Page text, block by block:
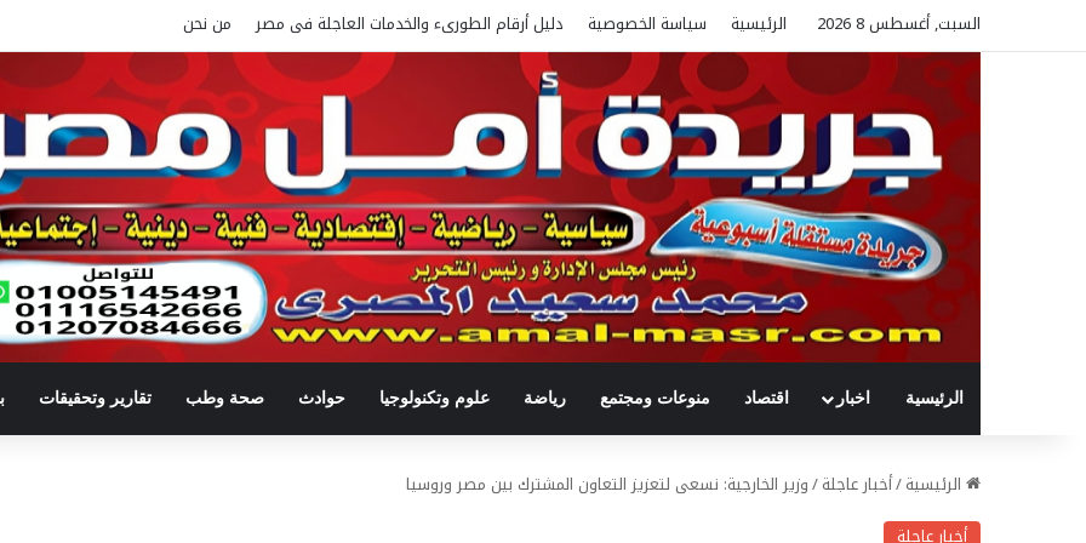
السبت, أغسطس 8 2026 الرئيسية سياسة الخصوصية دليل أرقام الطورىء والخدمات العاجلة فى مصر من نحن
الرئيسية اخبار اقتصاد منوعات ومجتمع رياضة علوم وتكنولوجيا حوادث صحة وطب تقارير وتحقيقات
الرئيسية/أخبار عاجلة/وزير الخارجية: نسعى لتعزيز التعاون المشترك بين مصر وروسيا
أخبار عاجلة